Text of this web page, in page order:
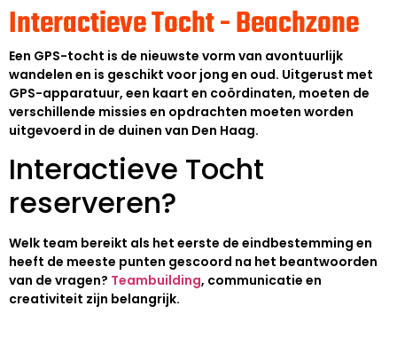
Interactieve Tocht - Beachzone
Een GPS-tocht is de nieuwste vorm van avontuurlijk
wandelen en is geschikt voor jong en oud. Uitgerust met
GPS-apparatuur, een kaart en coördinaten, moeten de
verschillende missies en opdrachten moeten worden
uitgevoerd in de duinen van Den Haag.
Interactieve Tocht
reserveren?
Welk team bereikt als het eerste de eindbestemming en
heeft de meeste punten gescoord na het beantwoorden
van de vragen? Teambuilding, communicatie en
creativiteit zijn belangrijk.